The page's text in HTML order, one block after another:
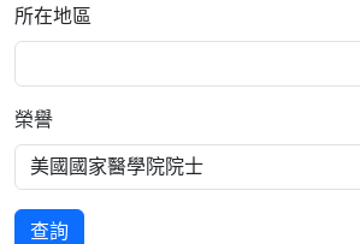
所在地區
榮譽
查詢